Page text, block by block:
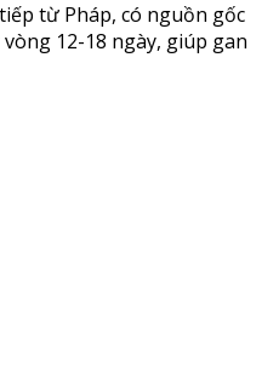
từ Pháp, có nguồn gốc
12-18 ngày, giúp gan